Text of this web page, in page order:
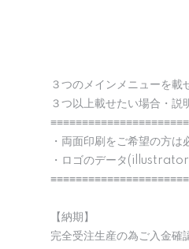
３つのメインメニューを
３つ以上載せたい場合・
・両面印刷をご希望の方
・ロゴのデータ
【納期】
完全受注生産の為ご入金確